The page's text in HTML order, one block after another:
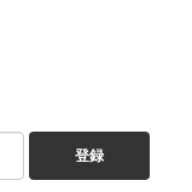
登録